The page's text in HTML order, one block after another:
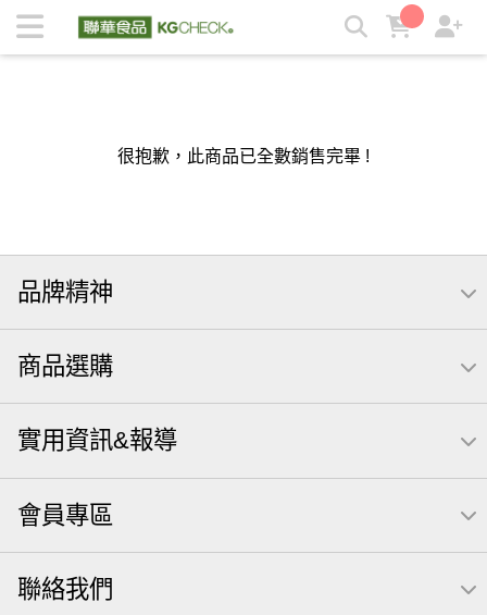
KGCHECK 聯華食品生醫研究室- 剔除不必要，吃得有感安心 |
KGCHECK聯華食品生醫研究室
很抱歉，此商品已全數銷售完畢 !
品牌精神
商品選購
實用資訊&報導
會員專區
聯絡我們